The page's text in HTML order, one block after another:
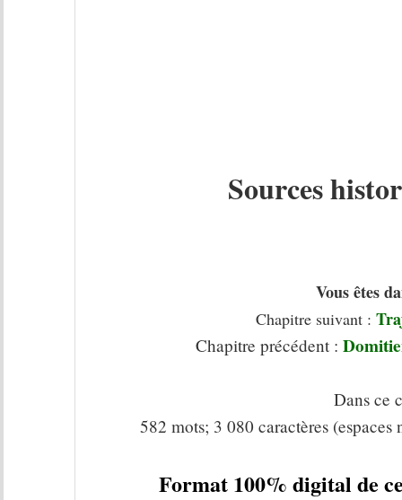
Sources
Vous êtes
Chapitre suivant :
Chapitre précédent :
Dans ce
582 mots; 3 080 caractères
Format 100% digital de